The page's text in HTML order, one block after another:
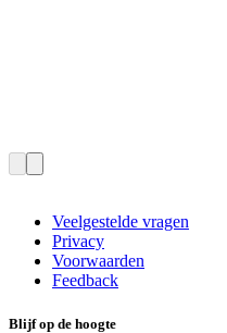
Veelgestelde vragen
Privacy
Voorwaarden
Feedback
Blijf op de hoogte